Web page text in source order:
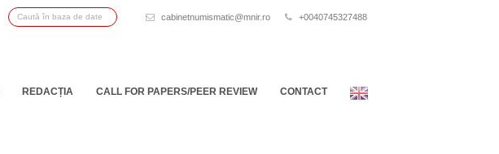
cabinetnumismatic@mnir.ro +0040745327488
REDACȚIA CALL FOR PAPERS/PEER REVIEW CONTACT